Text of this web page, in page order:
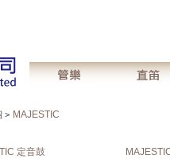
> MAJESTIC
定音鼓